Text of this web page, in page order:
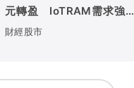
元轉盈 IoTRAM需求強、
S-SiCap放量出貨
財經股市